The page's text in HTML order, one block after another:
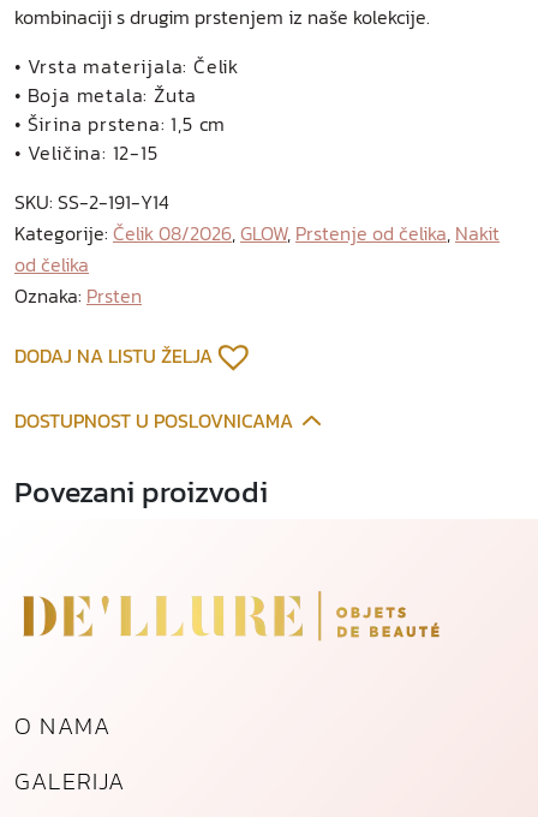
s
e
n
o
d
o
z
l
a
e
o
e
k
i
i
kombinaciji s drugim prstenjem iz naše kolekcije.
• Vrsta materijala: Čelik
• Boja metala: Žuta
• Širina prstena: 1,5 cm
• Veličina: 12-15
SKU: SS-2-191-Y14
Kategorije: Čelik 08/2026,GLOW, Prstenje od čelika, Nakit
od čelika
Oznaka: Prsten
DODAJ NA LISTU ŽELJA
DOSTUPNOST U POSLOVNICAMA
Povezani proizvodi
O NAMA
GALERIJA